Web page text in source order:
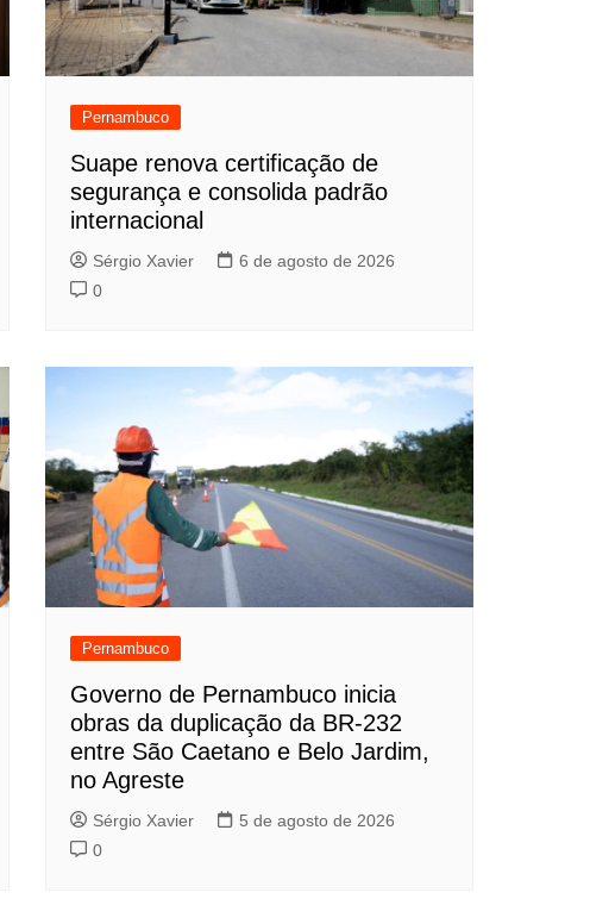
Pernambuco
Suape renova certificação de
segurança e consolida padrão
internacional
Sérgio Xavier
6 de agosto de 2026
0
Pernambuco
Governo de Pernambuco inicia
obras da duplicação da BR-232
entre São Caetano e Belo Jardim,
no Agreste
Sérgio Xavier
5 de agosto de 2026
0